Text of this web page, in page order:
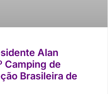
Alan
Camping de
Brasileira de